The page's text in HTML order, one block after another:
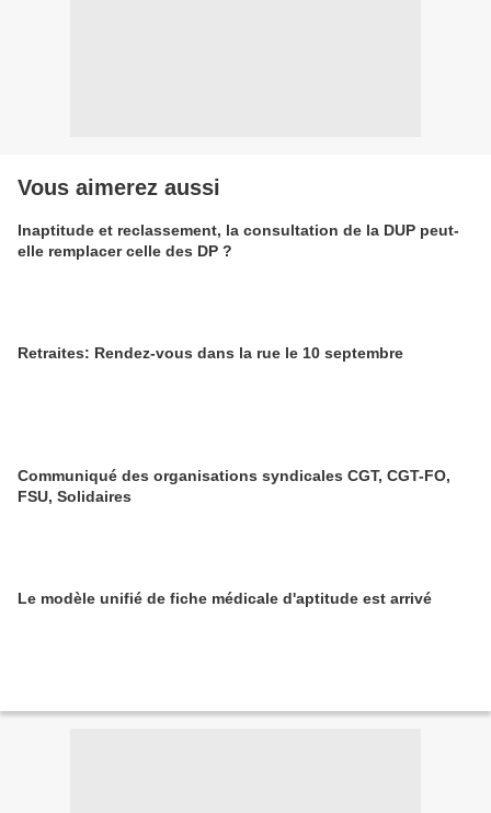
Vous aimerez aussi
Inaptitude et reclassement, la consultation de la DUP peut-
elle remplacer celle des DP ?
Retraites: Rendez-vous dans la rue le 10 septembre
Communiqué des organisations syndicales CGT, CGT-FO,
FSU, Solidaires
Le modèle unifié de fiche médicale d'aptitude est arrivé